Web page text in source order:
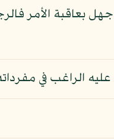
الأمر
الراغب في